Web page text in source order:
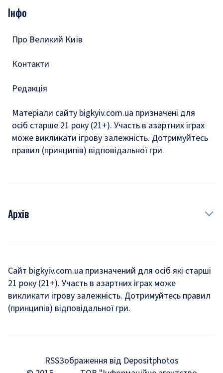
Подкасти
Тести
Інфо
Про Великий Київ
Контакти
Редакція
Матеріали сайту bigkyiv.com.ua призначені для
осіб старше 21 року (21+). Участь в азартних іграх
може викликати ігрову залежність. Дотримуйтесь
правил (принципів) відповідальної гри.
Архів
Комуналка
Хроніки війни
Мегаполіс
Сайт bigkyiv.com.ua призначений для осіб які старші
21 року (21+). Участь в азартних іграх може
викликати ігрову залежність. Дотримуйтесь правил
(принципів) відповідальної гри.
RSSЗображення від Depositphotos